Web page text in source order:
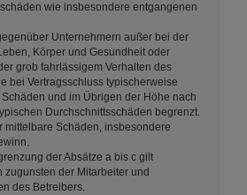
wie insbesondere entgangenen
Unternehmern außer bei der
Körper und Gesundheit oder
grob fahrlässigem Verhalten des
bei Vertragsschluss typischerweise
und im Übrigen der Höhe nach
Durchschnittsschäden begrenzt.
mittelbare Schäden, insbesondere
der Absätze a bis c gilt
zugunsten der Mitarbeiter und
des Betreibers.